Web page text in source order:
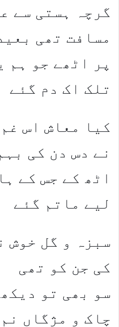
گرچہ ہستی سے
مسافت تھی
پر اٹھے جو ہم
تلک اک دم گئے
کیا معاش اس
نے دس دن کی
اٹھ کے جس کے
لیے ماتم گئے
سبزہ و گل خوش
کی جن کو تھی
سو بھی تو
چاک و مژگاں